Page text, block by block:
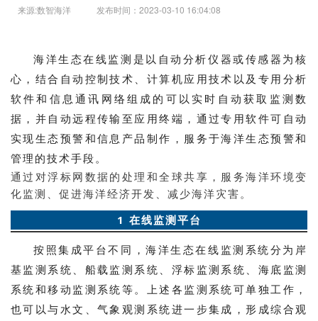
来源:数智海洋 发布时间：2023-03-10 16:04:08
海洋生态在线监测是以自动分析仪器或传感器为核
心，结合自动控制技术、计算机应用技术以及专用分析
软件和信息通讯网络组成的可以实时自动获取监测数
据，并自动远程传输至应用终端，通过专用软件可自动
实现生态预警和信息产品制作，服务于海洋生态预警和
管理的技术手段。
通过对浮标网数据的处理和全球共享，服务海洋环境变
化监测、促进海洋经济开发、减少海洋灾害。
1 在线监测平台
按照集成平台不同，海洋生态在线监测系统分为岸
基监测系统、船载监测系统、浮标监测系统、海底监测
系统和移动监测系统等。上述各监测系统可单独工作，
也可以与水文、气象观测系统进一步集成，形成综合观